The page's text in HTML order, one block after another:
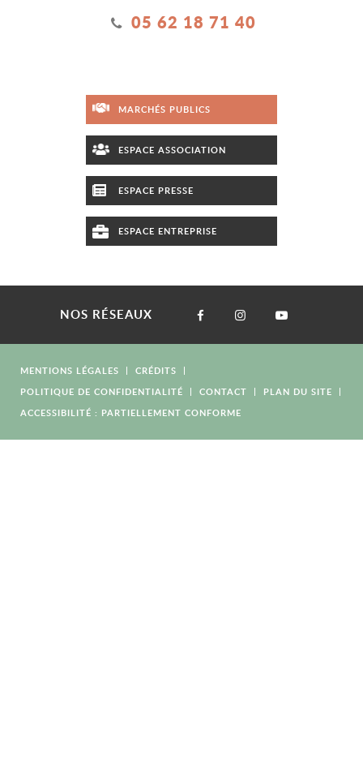
05 62 18 71 40
MARCHÉS PUBLICS
ESPACE ASSOCIATION
ESPACE PRESSE
ESPACE ENTREPRISE
NOS RÉSEAUX
MENTIONS LÉGALES
CRÉDITS
POLITIQUE DE CONFIDENTIALITÉ
CONTACT
PLAN DU SITE
ACCESSIBILITÉ : PARTIELLEMENT CONFORME